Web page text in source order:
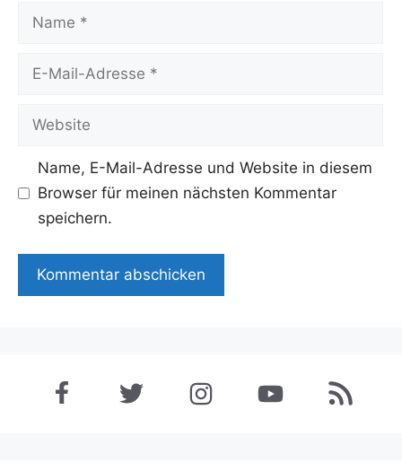
Name
Adresse
Website
Name, E-Mail-Adresse und Website in diesem
Browser für meinen nächsten Kommentar
speichern.